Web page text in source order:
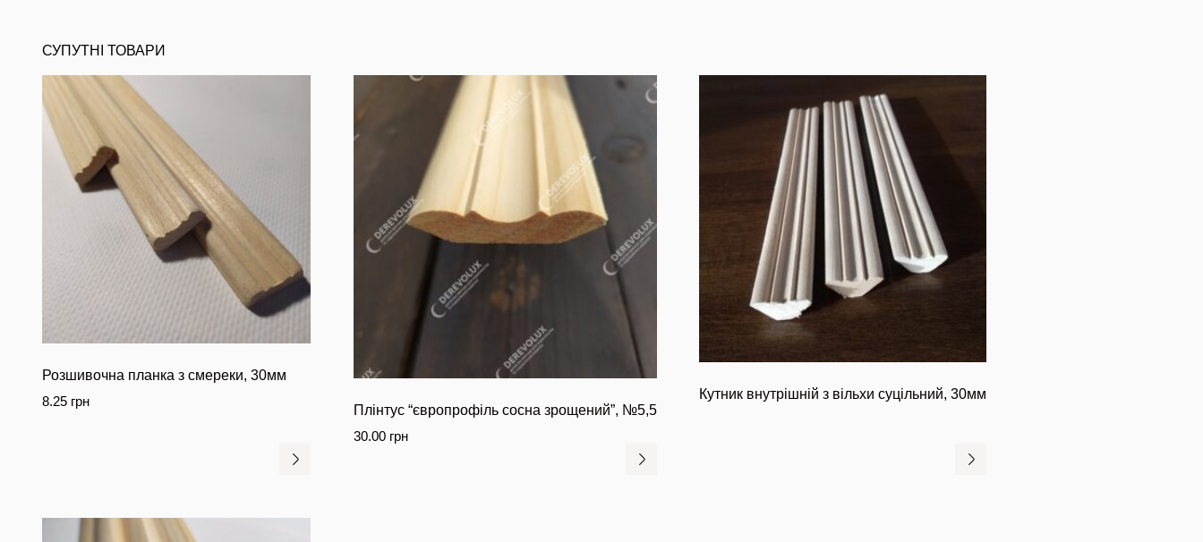
СУПУТНІ ТОВАРИ
Розшивочна планка з смереки, 30мм
8.25 грн
Плінтус “європрофіль сосна зрощений”, №5,5
30.00 грн
Кутник внутрішній з вільхи суцільний, 30мм